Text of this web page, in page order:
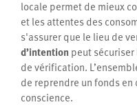
locale permet de mieux
et les attentes des
s'assurer que le lieu de
d’intentionpeut
de vérification.
de reprendre un fonds
conscience.